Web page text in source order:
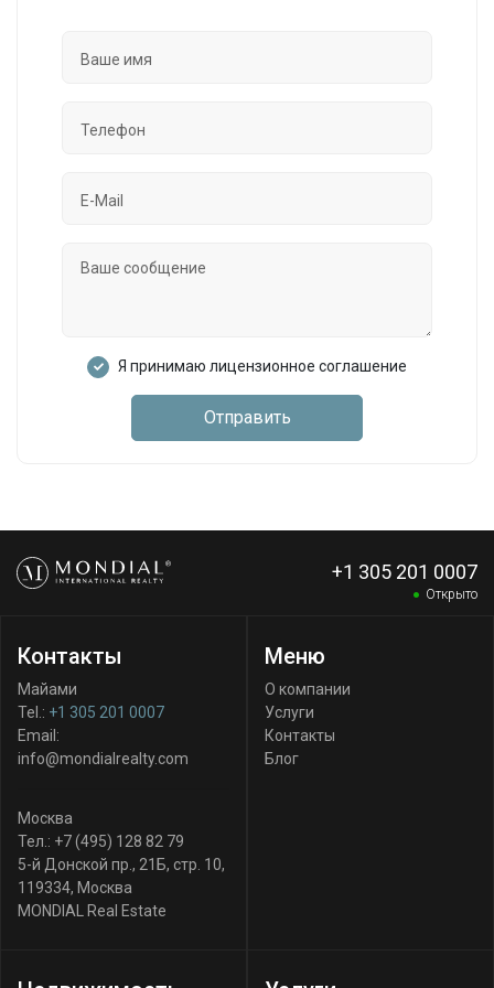
Я принимаю лицензионное соглашение
Отправить
+1 305 201 0007
Открыто
Контакты
Майами
Tel.: +1 305 201 0007
Email:
info@mondialrealty.com
Москва
Тел.: +7 (495) 128 82 79
5-й Донской пр., 21Б, стр. 10,
119334, Москва
MONDIAL Real Estate
Меню
О компании
Услуги
Контакты
Блог